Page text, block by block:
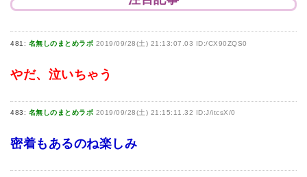
481: 名無しのまとめラボ 2019/09/28(土) 21:13:07.03 ID:/CX90ZQS0
やだ、泣いちゃう
483: 名無しのまとめラボ 2019/09/28(土) 21:15:11.32 ID:J/itcsX/0
密着もあるのね楽しみ